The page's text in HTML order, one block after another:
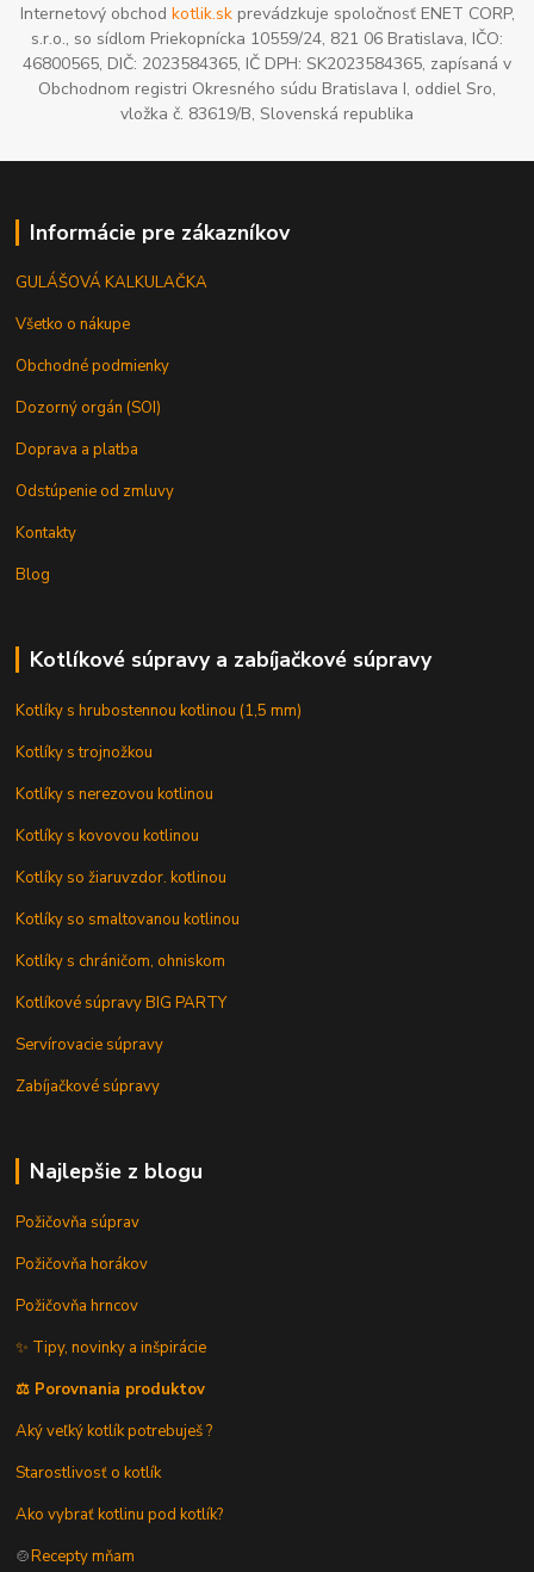
Internetový obchod kotlik.skprevádzkuje spoločnosť ENET CORP,
s.r.o., so sídlom Priekopnícka 10559/24, 821 06 Bratislava, IČO:
46800565, DIČ: 2023584365, IČ DPH: SK2023584365, zapísaná v
Obchodnom registri Okresného súdu Bratislava I, oddiel Sro,
vložka č. 83619/B, Slovenská republika
Informácie pre zákazníkov
GULÁŠOVÁ KALKULAČKA
Všetko o nákupe
Obchodné podmienky
Dozorný orgán (SOI)
Doprava a platba
Odstúpenie od zmluvy
Kontakty
Blog
Kotlíkové súpravy a zabíjačkové súpravy
Kotlíky s hrubostennou kotlinou (1,5 mm)
Kotlíky s trojnožkou
Kotlíky s nerezovou kotlinou
Kotlíky s kovovou kotlinou
Kotlíky so žiaruvzdor. kotlinou
Kotlíky so smaltovanou kotlinou
Kotlíky s chráničom, ohniskom
Kotlíkové súpravy BIG PARTY
Servírovacie súpravy
Zabíjačkové súpravy
Najlepšie z blogu
Požičovňa súprav
Požičovňa horákov
Požičovňa hrncov
✨ Tipy, novinky a inšpirácie
⚖️ Porovnania produktov
Aký veľký kotlík potrebuješ ?
Starostlivosť o kotlík
Ako vybrať kotlinu pod kotlík?
🍲Recepty mňam